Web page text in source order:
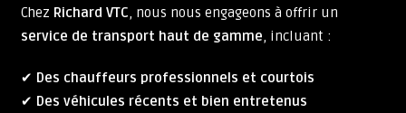
Chez Richard VTC, nous nous engageons à offrir un
service de transport haut de gamme, incluant :
✔ Des chauffeurs professionnels et courtois
✔ Des véhicules récents et bien entretenus